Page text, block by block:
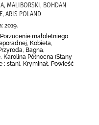
MALIBORSKI, BOHDAN
ARIS POLAND
2019.
małoletniego
Kobieta,
Bagna,
Karolina Północna (Stany
; stan), Kryminał, Powieść